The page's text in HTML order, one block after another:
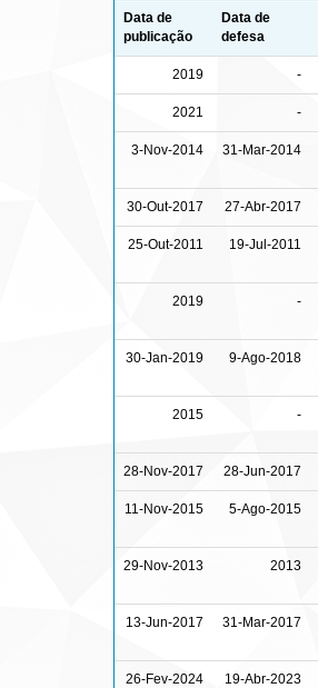
Data de
publicação
Data de
defesa
2019 -
2021 -
3-Nov-2014 31-Mar-2014
30-Out-2017 27-Abr-2017
25-Out-2011 19-Jul-2011
2019 -
30-Jan-2019 9-Ago-2018
2015 -
28-Nov-2017 28-Jun-2017
11-Nov-2015 5-Ago-2015
29-Nov-2013 2013
13-Jun-2017 31-Mar-2017
26-Fev-2024 19-Abr-2023